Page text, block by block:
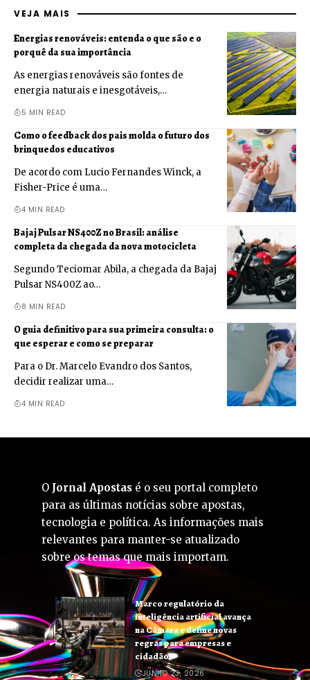
VEJA MAIS
Energias renováveis: entenda o que são e o
porquê da sua importância
As energias renováveis são fontes de
energia naturais e inesgotáveis,…
5 MIN READ
Como o feedback dos pais molda o futuro dos
brinquedos educativos
De acordo com Lucio Fernandes Winck, a
Fisher-Price é uma…
4 MIN READ
Bajaj Pulsar NS400Z no Brasil: análise
completa da chegada da nova motocicleta
Segundo Teciomar Abila, a chegada da Bajaj
Pulsar NS400Z ao…
8 MIN READ
O guia definitivo para sua primeira consulta: o
que esperar e como se preparar
Para o Dr. Marcelo Evandro dos Santos,
decidir realizar uma…
4 MIN READ
O Jornal Apostas é o seu portal completo
para as últimas notícias sobre apostas,
tecnologia e política. As informações mais
relevantes para manter-se atualizado
sobre os temas que mais importam.
Marco regulatório da
inteligência artificial avança
na Câmara e define novas
regras para empresas e
cidadãos
JUNHO 23, 2026